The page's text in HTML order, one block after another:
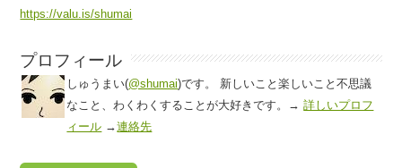
https://valu.is/shumai
プロフィール
しゅうまい(@shumai)です。 新しいこと楽しいこと不思議
なこと、わくわくすることが大好きです。→詳しいプロフ
ィール →連絡先